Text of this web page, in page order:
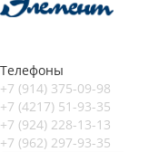
Телефоны
+7 (914) 375-09-98
+7 (4217) 51-93-35
+7 (924) 228-13-13
+7 (962) 297-93-35